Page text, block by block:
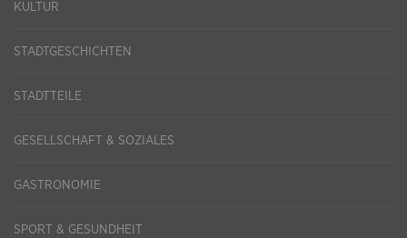
KULTUR
STADTGESCHICHTEN
STADTTEILE
GESELLSCHAFT & SOZIALES
GASTRONOMIE
SPORT & GESUNDHEIT